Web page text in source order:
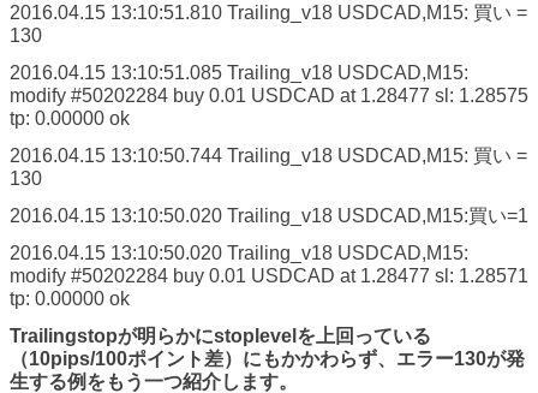
2016.04.15 13:10:51.810 Trailing_v18 USDCAD,M15: 買い =
130
2016.04.15 13:10:51.085 Trailing_v18 USDCAD,M15:
modify #50202284 buy 0.01 USDCAD at 1.28477 sl: 1.28575
tp: 0.00000 ok
2016.04.15 13:10:50.744 Trailing_v18 USDCAD,M15: 買い =
130
2016.04.15 13:10:50.020 Trailing_v18 USDCAD,M15:買い=1
2016.04.15 13:10:50.020 Trailing_v18 USDCAD,M15:
modify #50202284 buy 0.01 USDCAD at 1.28477 sl: 1.28571
tp: 0.00000 ok
Trailingstopが明らかにstoplevelを上回っている
（10pips/100ポイント差）にもかかわらず、エラー130が発
生する例をもう一つ紹介します。